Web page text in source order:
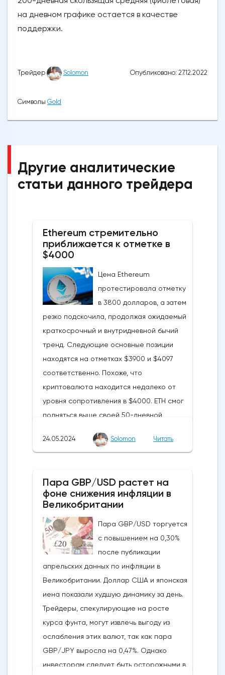
на дневном графике остается в качестве
поддержки.
Трейдер Solomon Опубликовано: 27.12.2022
Символы Gold
Другие аналитические
статьи данного трейдера
Ethereum стремительно
приближается к отметке в
$4000
Цена Ethereum
протестировала отметку
в 3800 долларов, а затем
резко подскочила, продолжая ожидаемый
краткосрочный и внутридневной бычий
тренд. Следующие основные позиции
находятся на отметках $3900 и $4097
соответственно. Похоже, что
криптовалюта находится недалеко от
уровня сопротивления в $4000. ETH смог
подняться выше своей 50-дневной
бычьих колебаний, которые могут развеять
криптовалюты.Курс супер-альткоина не
рос до тех пор, пока за неделю до
21Shares и ARK не утвердили спотовые ETF
на Ethereum. К счастью для Ethereum, в
понедельник, 20 мая, ожидания стали
более оптимистичными, что помогло
криптовалюте вырасти более чем на 20%.
Таким образом, Ethereum преодолел
отметку сопротивления в 3800
долларов.Осцилляторы и цена самого
Эфириума показывают, что произошло
значительное восстановление
динамической стороны монеты. Таким
24.05.2024 Solomon Читать
Пара GBP/USD растет на
фоне снижения инфляции в
Великобритании
Пара GBP/USD торгуется
с повышением на 0,30%
после публикации
апрельских данных по инфляции в
Великобритании. Доллар США и японская
иена показали худшую динамику за день.
Трейдеры, спекулирующие на росте
курса фунта, могут извлечь выгоду из
ослабления этих валют, так как пара
GBP/JPY выросла на 0,47%. Однако
инвесторам следует быть осторожными в